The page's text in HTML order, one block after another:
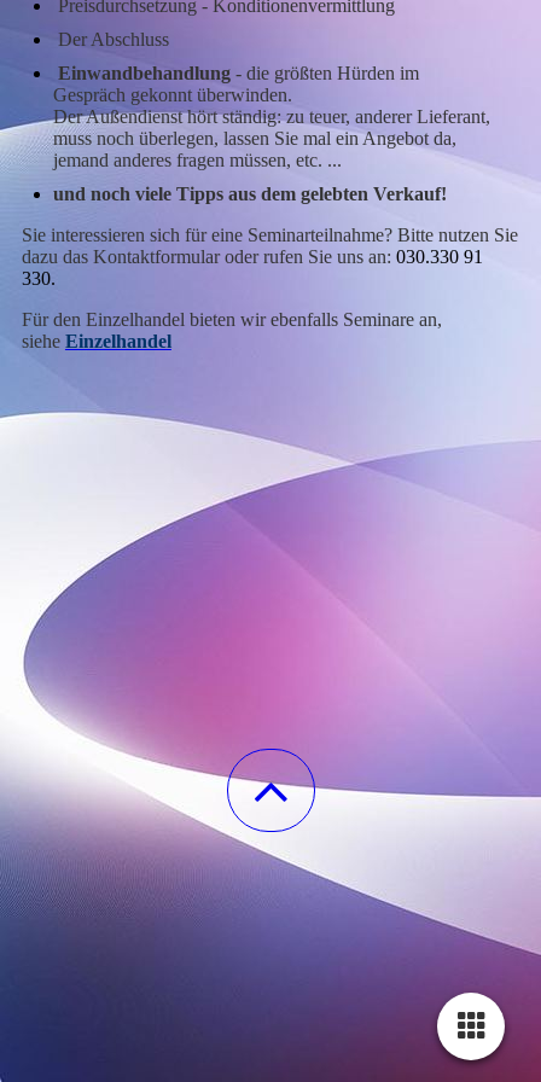
Preisdurchsetzung - Konditionenvermittlung
Der Abschluss
Einwandbehandlung - die größten Hürden im
Gespräch gekonnt überwinden.
Der Außendienst hört ständig: zu teuer, anderer Lieferant,
muss noch überlegen, lassen Sie mal ein Angebot da,
jemand anderes fragen müssen, etc. ...
und noch viele Tipps aus dem gelebten Verkauf!
Sie interessieren sich für eine Seminarteilnahme? Bitte nutzen Sie
dazu das Kontaktformular oder rufen Sie uns an: 030.330 91
330.
Für den Einzelhandel bieten wir ebenfalls Seminare an,
siehe Einzelhandel